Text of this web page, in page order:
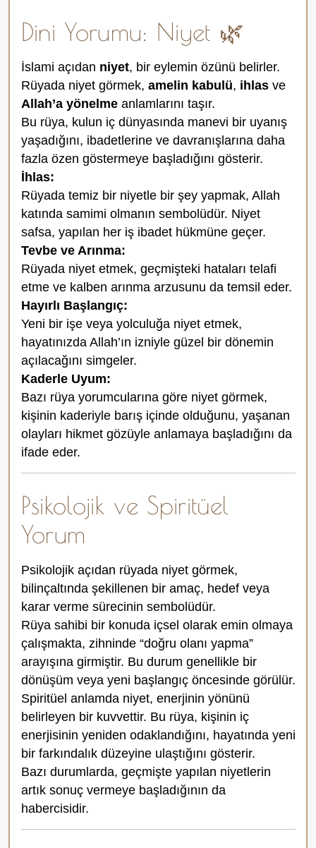
Dini Yorumu: Niyet 🌿
İslami açıdan niyet, bir eylemin özünü belirler.
Rüyada niyet görmek, amelin kabulü, ihlasve
Allah’a yönelmeanlamlarını taşır.
Bu rüya, kulun iç dünyasında manevi bir uyanış
yaşadığını, ibadetlerine ve davranışlarına daha
fazla özen göstermeye başladığını gösterir.
İhlas:
Rüyada temiz bir niyetle bir şey yapmak, Allah
katında samimi olmanın sembolüdür. Niyet
safsa, yapılan her iş ibadet hükmüne geçer.
Tevbe ve Arınma:
Rüyada niyet etmek, geçmişteki hataları telafi
etme ve kalben arınma arzusunu da temsil eder.
Hayırlı Başlangıç:
Yeni bir işe veya yolculuğa niyet etmek,
hayatınızda Allah’ın izniyle güzel bir dönemin
açılacağını simgeler.
Kaderle Uyum:
Bazı rüya yorumcularına göre niyet görmek,
kişinin kaderiyle barış içinde olduğunu, yaşanan
olayları hikmet gözüyle anlamaya başladığını da
ifade eder.
Psikolojik ve Spiritüel
Yorum
Psikolojik açıdan rüyada niyet görmek,
bilinçaltında şekillenen bir amaç, hedef veya
karar verme sürecinin sembolüdür.
Rüya sahibi bir konuda içsel olarak emin olmaya
çalışmakta, zihninde “doğru olanı yapma”
arayışına girmiştir. Bu durum genellikle bir
dönüşüm veya yeni başlangıç öncesinde görülür.
Spiritüel anlamda niyet, enerjinin yönünü
belirleyen bir kuvvettir. Bu rüya, kişinin iç
enerjisinin yeniden odaklandığını, hayatında yeni
bir farkındalık düzeyine ulaştığını gösterir.
Bazı durumlarda, geçmişte yapılan niyetlerin
artık sonuç vermeye başladığının da
habercisidir.